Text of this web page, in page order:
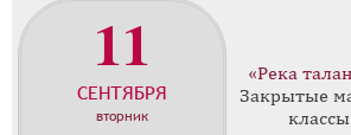
м
11
СЕНТЯБРЯ
вторник
«Река
Закрытые
классы